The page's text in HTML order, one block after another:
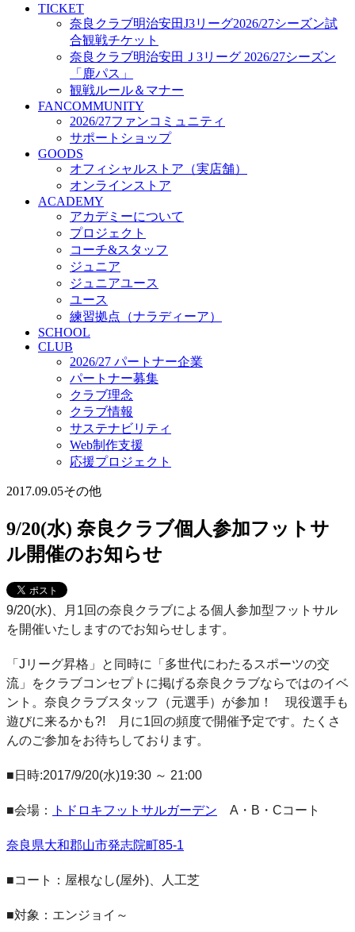
ユース
練習拠点（ナラディーア）
SCHOOL
CLUB
2026/27 パートナー企業
パートナー募集
クラブ理念
クラブ情報
サステナビリティ
Web制作支援
応援プロジェクト
TICKET
奈良クラブ明治安田J3リーグ2026/27シーズン試
合観戦チケット
奈良クラブ明治安田Ｊ3リーグ 2026/27シーズン
「鹿パス」
観戦ルール＆マナー
FANCOMMUNITY
2026/27ファンコミュニティ
サポートショップ
GOODS
オフィシャルストア（実店舗）
オンラインストア
ACADEMY
アカデミーについて
プロジェクト
コーチ&スタッフ
ジュニア
ジュニアユース
ユース
練習拠点（ナラディーア）
SCHOOL
CLUB
2026/27 パートナー企業
パートナー募集
クラブ理念
クラブ情報
サステナビリティ
Web制作支援
応援プロジェクト
2017.09.05その他
9/20(水) 奈良クラブ個人参加フットサ
ル開催のお知らせ
9/20(水)、月1回の奈良クラブによる個人参加型フットサル
を開催いたしますのでお知らせします。
「Jリーグ昇格」と同時に「多世代にわたるスポーツの交
流」をクラブコンセプトに掲げる奈良クラブならではのイベ
ント。奈良クラブスタッフ（元選手）が参加！ 現役選手も
遊びに来るかも?! 月に1回の頻度で開催予定です。たくさ
んのご参加をお待ちしております。
■日時:2017/9/20(水)19:30 ～ 21:00
■会場： トドロキフットサルガーデン A・B・Cコート
奈良県大和郡山市発志院町85-1
■コート：屋根なし(屋外)、人工芝
■対象：エンジョイ～